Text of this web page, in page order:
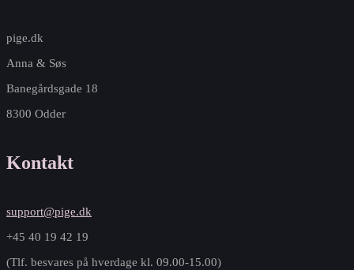
pige.dk
Anna & Søs
Banegårdsgade 18
8300 Odder
Kontakt
support@pige.dk
+45 40 19 42 19
(Tlf. besvares på hverdage kl. 09.00-15.00)